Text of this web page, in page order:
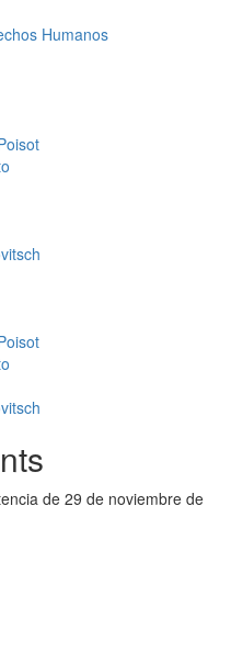
Humanos
de 29 de noviembre de